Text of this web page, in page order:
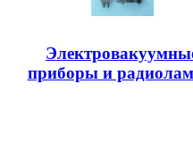
приборы и